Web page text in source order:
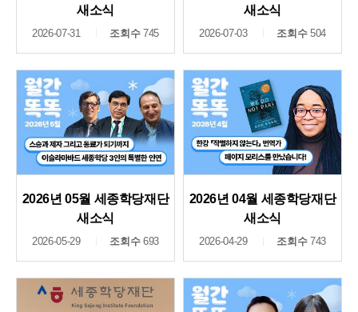
새소식
2026-07-31 조회수745
새소식
2026-07-03 조회수504
2026년 05월 세종학당재단
새소식
2026-05-29 조회수693
2026년 04월 세종학당재단
새소식
2026-04-29 조회수743